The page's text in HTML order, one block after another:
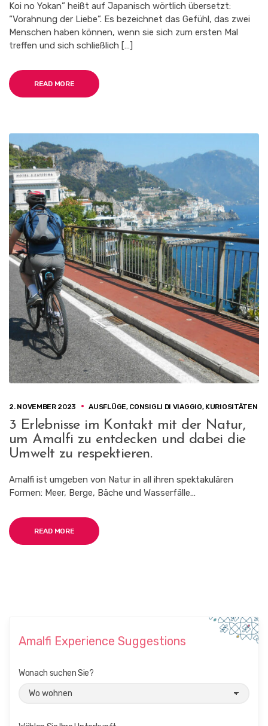
Koi no Yokan” heißt auf Japanisch wörtlich übersetzt:
“Vorahnung der Liebe”. Es bezeichnet das Gefühl, das zwei
Menschen haben können, wenn sie sich zum ersten Mal
treffen und sich schließlich […]
READ MORE
2. NOVEMBER 2023 AUSFLÜGE, CONSIGLI DI VIAGGIO, KURIOSITÄTEN
3 Erlebnisse im Kontakt mit der Natur,
um Amalfi zu entdecken und dabei die
Umwelt zu respektieren.
Amalfi ist umgeben von Natur in all ihren spektakulären
Formen: Meer, Berge, Bäche und Wasserfälle…
READ MORE
Amalfi Experience Suggestions
Wonach suchen Sie?